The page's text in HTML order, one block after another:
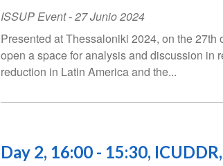
ISSUP Event-27 Junio 2024
Presented at Thessaloniki 2024, on the
open a space for analysis and discussion in
reduction in Latin America and the...
Day 2, 16:00 - 15:30,